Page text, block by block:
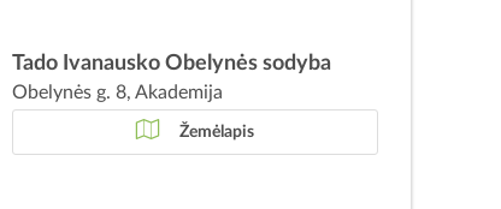
Tado Ivanausko Obelynės sodyba
Obelynės g. 8, Akademija
Žemėlapis